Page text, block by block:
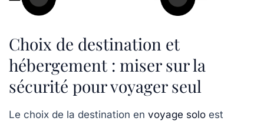
Choix de destination et
hébergement : miser sur la
sécurité pour voyager seul
Le choix de la destination en voyage solo est